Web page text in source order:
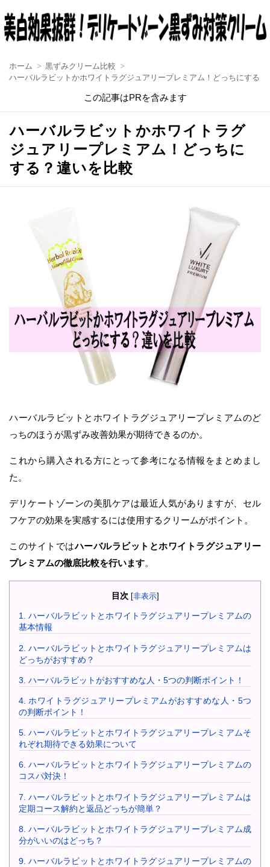
ホーム
黒ずみクリーム比較
ハーバルラビットかホワイトラグジュアリープレミアム！どっちにする？
この記事はPRを含みます
ハーバルラビットかホワイトラグ
ジュアリープレミアム！どっちに
する？違いを比較
ハーバルラビットとホワイトラグジュアリープレミアムのど
っちのほうが黒ずみ改善効果が期待できるのか。
これから購入される方にとって参考になる情報をまとめまし
た。
デリケートゾーンの美肌ケアは最近人気がありますが、セル
フケアの効果を実感するには使用するクリームがポイント。
このサイトではハーバルラビットとホワイトラグジュアリー
プレミアムの徹底比較を行います。
目次 [非表示]
1. ハーバルラビットとホワイトラグジュアリープレミアムの
基本情報
2. ハーバルラビットとホワイトラグジュアリープレミアムは
どっちがおすすめ？
3. ハーバルラビットがおすすめな人・5つの判断ポイント！
4. ホワイトラグジュアリープレミアムがおすすめな人・5つ
の判断ポイント！
5. ハーバルラビットとホワイトラグジュアリープレミアムそ
れぞれ期待できる効果について
6. ハーバルラビットとホワイトラグジュアリープレミアムの
コスパ対決！
7. ハーバルラビットとホワイトラグジュアリープレミアムは
定期コース解約と返品どっちが簡単？
8. ハーバルラビットとホワイトラグジュアリープレミアム成
分がいいのはどっち？
9. ハーバルラビットとホワイトラグジュアリープレミアムの